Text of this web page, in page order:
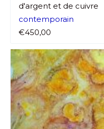
d'argent et de cuivre
contemporain
€450,00